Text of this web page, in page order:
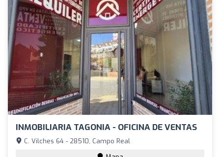
INMOBILIARIA TAGONIA - OFICINA DE VENTAS
C. Vilches 64 - 28510, Campo Real